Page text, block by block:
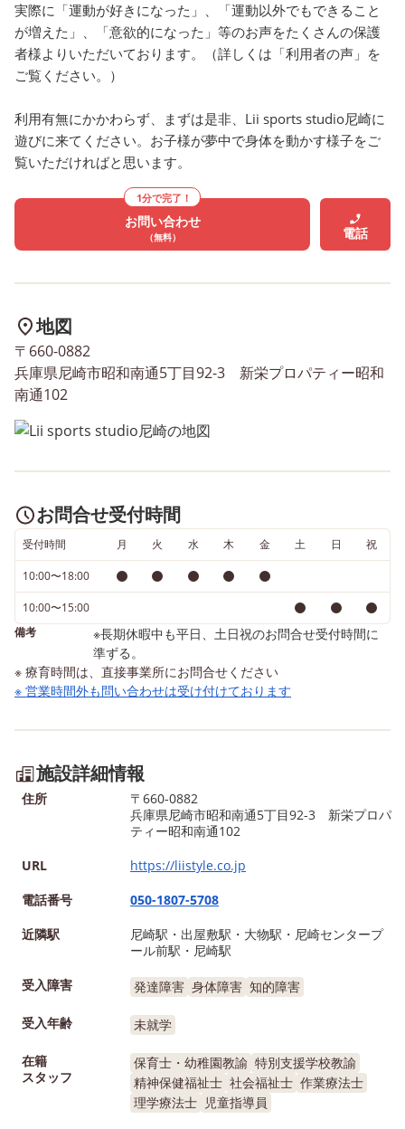
リィスポーツでは、お子さま
が運動に夢中になれる機会を
提供していますよ☺️ ぜひリィ
スポーツの運動支援を体感し
に来てください👕 体験会でお
待ちしております🌟
⇒⇒⇒⇒⇒⇒⇒⇒⇒⇒⇒⇒⇒⇒⇒⇒⇒⇒⇒⇒⇒
検討中の方は 今が体験チャン
スです🔥 実際にスタジオで
プロのコーチたちと 一緒に運
け付けておりますので、 ぜひ
お気軽にお問い合わせくださ
い🌱 お問い合わせはお電
話で🌈 「リィ 尼崎」で検索
🔍
⇒⇒⇒⇒⇒⇒⇒⇒⇒⇒⇒⇒⇒⇒⇒⇒⇒⇒⇒⇒⇒
る】 と感じる方が多い傾
あるという統計結果が出
ります📝 今年の夏も、
会が減っていますね💦 そ
中、空調の整った涼しい
ポーツで運動習慣をつけ
ご機嫌で健康な身体作り
ましょう🏋️‍♂️
動してみませんか？ 驚き
い🌱 お問い合わせはお
実際に「運動が好きになった」、「運動以外でもできること
が増えた」、「意欲的になった」等のお声をたくさんの保護
者様よりいただいております。（詳しくは「利用者の声」を
ご覧ください。）
利用有無にかかわらず、まずは是非、Lii sports studio尼崎に
遊びに来てください。お子様が夢中で身体を動かす様子をご
覧いただければと思います。
1分で完了！
お問い合わせ
（無料） 電話
地図
〒660-0882
兵庫県尼崎市昭和南通5丁目92-3 新栄プロパティー昭和
南通102
お問合せ受付時間
受付時間 月 火 水 木 金 土 日 祝
10:00〜18:00
10:00〜15:00
備考
※長期休暇中も平日、土日祝のお問合せ受付時間に
準ずる。
※ 療育時間は、直接事業所にお問合せください
※ 営業時間外も問い合わせは受け付けております
施設詳細情報
住所
〒660-0882
兵庫県尼崎市昭和南通5丁目92-3 新栄プロパ
ティー昭和南通102
URL
https://liistyle.co.jp
電話番号
050-1807-5708
近隣駅
尼崎駅・出屋敷駅・大物駅・尼崎センタープ
ール前駅・尼崎駅
受入障害
発達障害 身体障害 知的障害
受入年齢 未就学
在籍
スタッフ
保育士・幼稚園教諭 特別支援学校教諭
精神保健福祉士 社会福祉士 作業療法士
理学療法士 児童指導員